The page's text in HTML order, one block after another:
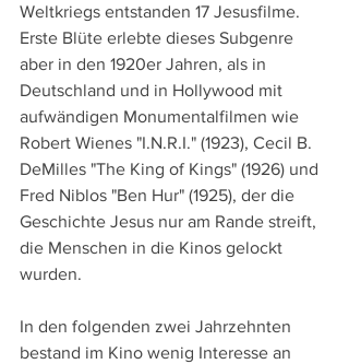
Weltkriegs entstanden 17 Jesusfilme.
Erste Blüte erlebte dieses Subgenre
aber in den 1920er Jahren, als in
Deutschland und in Hollywood mit
aufwändigen Monumentalfilmen wie
Robert Wienes "I.N.R.I." (1923), Cecil B.
DeMilles "The King of Kings" (1926) und
Fred Niblos "Ben Hur" (1925), der die
Geschichte Jesus nur am Rande streift,
die Menschen in die Kinos gelockt
wurden.
In den folgenden zwei Jahrzehnten
bestand im Kino wenig Interesse an